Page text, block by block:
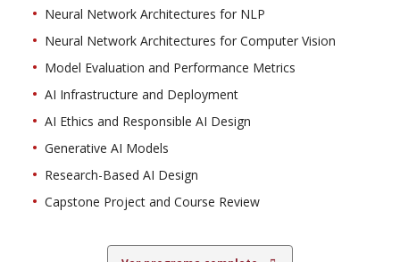
Neural Network Architectures for NLP
Neural Network Architectures for Computer Vision
Model Evaluation and Performance Metrics
AI Infrastructure and Deployment
AI Ethics and Responsible AI Design
Generative AI Models
Research-Based AI Design
Capstone Project and Course Review